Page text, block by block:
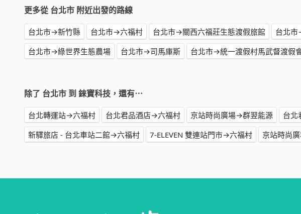
更多從 台北市 附近出發的路線
台北市→新竹縣 台北市→六福村 台北市→關西六福莊生態渡假旅館 台北
台北市→綠世界生態農場
台北市→司馬庫斯 台北市→統一渡假村馬武督渡假
除了 台北市 到 錸寶科技，還有⋯
台北轉運站→六福村 台北君品酒店→六福村 京站時尚廣場→群翌能源 台北
新驛旅店 - 台北車站二館→六福村
7-ELEVEN 雙連站門市→六福村 京站時尚